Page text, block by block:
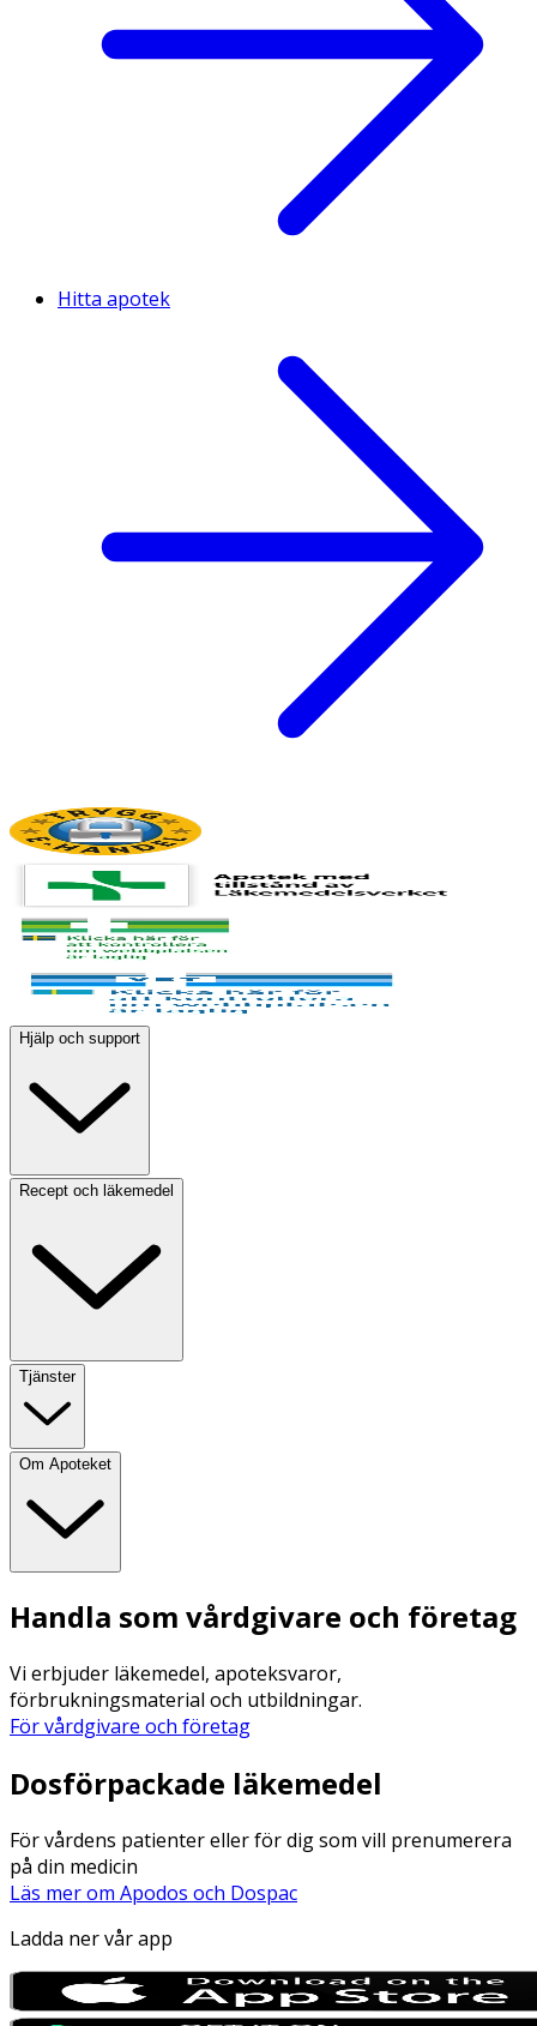
Hitta apotek
Hjälp och support
Recept och läkemedel
Tjänster
Om Apoteket
Handla som vårdgivare och företag
Vi erbjuder läkemedel, apoteksvaror,
förbrukningsmaterial och utbildningar.
För vårdgivare och företag
Dosförpackade läkemedel
För vårdens patienter eller för dig som vill prenumerera
på din medicin
Läs mer om Apodos och Dospac
Ladda ner vår app